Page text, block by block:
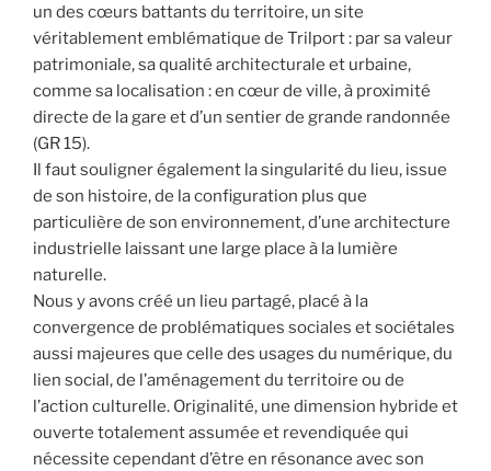
un des cœurs battants du territoire, un site
véritablement emblématique de Trilport : par sa valeur
patrimoniale, sa qualité architecturale et urbaine,
comme sa localisation : en cœur de ville, à proximité
directe de la gare et d’un sentier de grande randonnée
(GR 15).
Il faut souligner également la singularité du lieu, issue
de son histoire, de la configuration plus que
particulière de son environnement, d’une architecture
industrielle laissant une large place à la lumière
naturelle.
Nous y avons créé un lieu partagé, placé à la
convergence de problématiques sociales et sociétales
aussi majeures que celle des usages du numérique, du
lien social, de l’aménagement du territoire ou de
l’action culturelle. Originalité, une dimension hybride et
ouverte totalement assumée et revendiquée qui
nécessite cependant d’être en résonance avec son